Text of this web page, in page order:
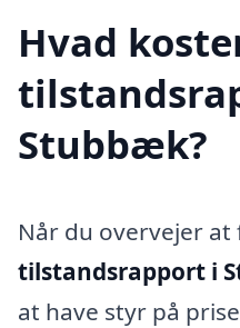
Hvad
Stubbæk?
Når du overvejer
tilstandsrapport i
at have styr på